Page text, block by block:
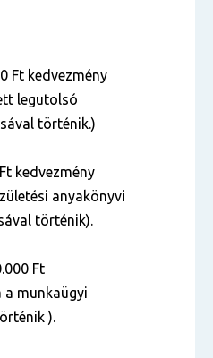
Ft kedvezmény
legutolsó
történik.)
kedvezmény
anyakönyvi
történik).
Ft
a munkaügyi
).